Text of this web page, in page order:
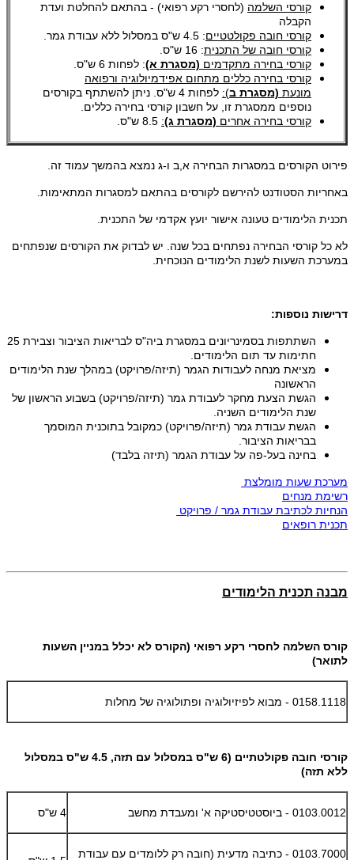
קורסי השלמה (לחסרי רקע רפואי) - בהתאם להחלטת ועדת
הקבלה
קורסי חובה פקולטטיים: 4.5 ש"ס במסלול ללא עבודת גמר.
קורסי חובה של התכנית: 16 ש"ס.
קורסי בחירה מתקדמים (מסגרת א): לפחות 6 ש"ס.
קורסי בחירה כללים מתחום אפידמיולוגיה ורפואה
מונעת (מסגרת ב):
לפחות 4 ש"ס. ניתן להשתתף בקורסים
נוספים ממסגרת זו, על חשבון קורסי בחירה כללים.​
קורסי בחירה אחרים (מסגרת ג):
פירוט הקורסים במסגרות הבחירה א,ב ו-ג נמצא בהמשך עמוד זה.
באחריות הסטודנט להירשם לקורסים בהתאם למסגרות המתאימות.
תכנית הלימודים טעונה אישור יועץ אקדמי של התכנית.
לא כל קורסי הבחירה נפתחים בכל שנה. יש לבדוק את הקורסים שנפתחים
במערכת השעות לשנת הלימודים הנוכחית.
​דרישות נוספות:
השתתפות בסמינריונים במסגרת ביה"ס לבריאות הציבור וצבירת 25
חתימות עד תום הלימודים.
מציאת מנחה לעבודות הגמר (תיזה/פרויקט) במהלך שנת הלימודים
הראשונה
הגשת הצעת מחקר לעבודת גמר (תיזה/פרויקט) בשבוע הראשון של
שנת הלימודים השניה.
הגשת עבודת גמר (תיזה/פרויקט) כמקובל בתוכנית המוסמך
בבריאות הציבור.
בחינה בעל-פה על עבודת הגמר (תיזה בלבד)
מערכת שעות מומלצת
רשימת מנחים
הנחיות לכתיבת עבודת גמר / פרויקט
תכנית רופאים
מבנה תכנית הלימודים
קורס השלמה לחסרי רקע רפואי (הקורס לא יכלל במניין השעות
לתואר)
0158.1118 - מבוא לפיזיולוגיה ופתולוגיה של מחלות
קורסי חובה פקולטתיים (6 ש"ס במסלול עם תזה, 4.5 ש"ס במסלול
ללא תזה)
0103.0012 - ביוסטטיסטיקה א' ומעבדת מחשב 4 ש"ס
0103.7000 - כתיבה מדעית (חובה רק ללומדים עם עבודת